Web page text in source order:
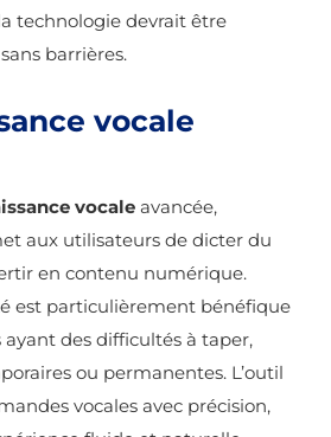
technologie devrait être
sans barrières.
vocale
vocale avancée,
aux utilisateurs de dicter du
en contenu numérique.
est particulièrement bénéfique
ayant des difficultés à taper,
ou permanentes. L’outil
vocales avec précision,